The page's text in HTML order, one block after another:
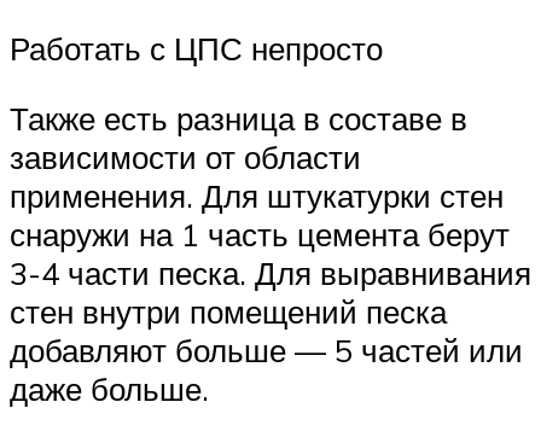
Работать с ЦПС непросто
Также есть разница в составе в
зависимости от области
применения. Для штукатурки стен
снаружи на 1 часть цемента берут
3-4 части песка. Для выравнивания
стен внутри помещений песка
добавляют больше — 5 частей или
даже больше.